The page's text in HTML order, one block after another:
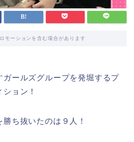
モーションを含む場合があります
ガールズグループを発堀するプ
ョン！
ち抜いたのは９人！